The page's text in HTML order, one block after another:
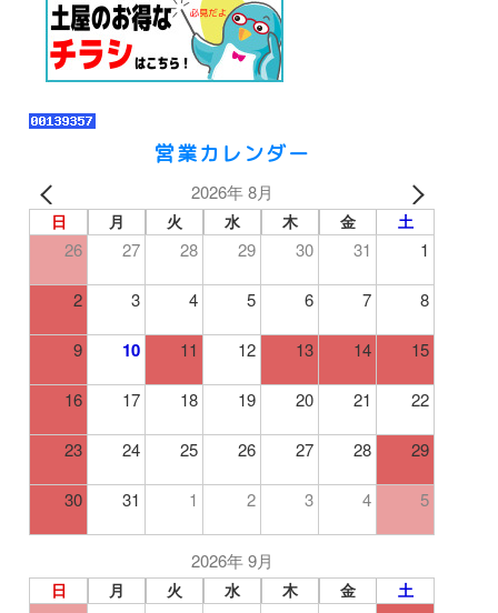
営業カレンダー
2026年 8月
日 月 火 水 木 金 土
26 27 28 29 30 31 1
2 3 4 5 6 7 8
9 10 11 12 13 14 15
16 17 18 19 20 21 22
23 24 25 26 27 28 29
30 31 1 2 3 4 5
2026年 9月
日 月 火 水 木 金 土